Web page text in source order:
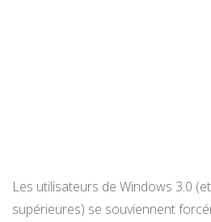
Les utilisateurs de Windows 3.0
supérieures) se souviennent